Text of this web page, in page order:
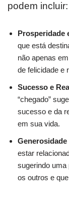
podem incluir:
Prosperidade
que está
não apenas
de felicidade e
Sucesso e
“chegado”
sucesso e da
em sua vida.
estar
sugerindo
os outros e